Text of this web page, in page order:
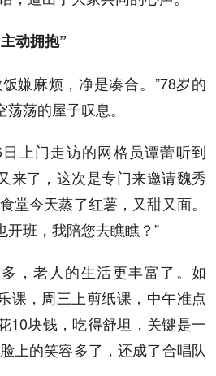
动拥抱”
嫌麻烦，净是凑合。”78岁的
荡的屋子叹息。
上门走访的网格员谭蕾听到
来了，这次是专门来邀请魏秀
堂今天蒸了红薯，又甜又面。
班，我陪您去瞧瞧？”
，老人的生活更丰富了。如
课，周三上剪纸课，中午准点
10块钱，吃得舒坦，关键是一
上的笑容多了，还成了合唱队